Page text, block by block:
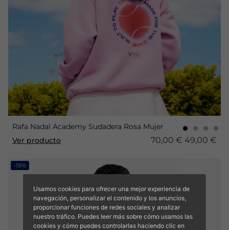
Rafa Nadal Academy Sudadera Rosa Mujer
Ver producto
70,00 € 49,00 €
-19%
Usamos cookies para ofrecer una mejor experiencia de
navegación, personalizar el contenido y los anuncios,
proporcionar funciones de redes sociales y analizar
nuestro tráfico. Puedes leer más sobre cómo usamos las
cookies y cómo puedes controlarlas haciendo clic en